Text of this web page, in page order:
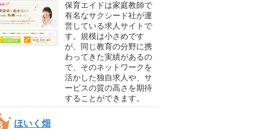
保育エイドは家庭教師で
有名なサクシード社が運
営している求人サイトで
す。規模は小さめです
が、同じ教育の分野に携
わってきた実績があるの
で、そのネットワークを
活かした独自求人や、サ
ービスの質の高さを期待
することができます。
ほいく畑